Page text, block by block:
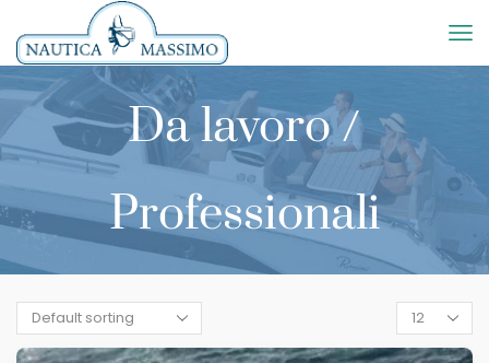
Da lavoro /
Professionali
Products
per
page